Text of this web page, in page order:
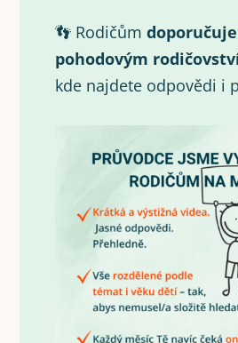
👣 Rodičům
pohodovým
kde najdete odpovědi i